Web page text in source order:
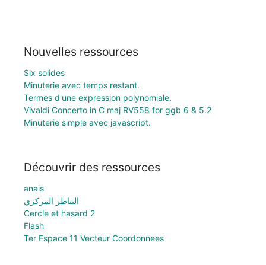
Nouvelles ressources
Six solides
Minuterie avec temps restant.
Termes d'une expression polynomiale.
Vivaldi Concerto in C maj RV558 for ggb 6 & 5.2
Minuterie simple avec javascript.
Découvrir des ressources
anais
التناظر المركزي
Cercle et hasard 2
Flash
Ter Espace 11 Vecteur Coordonnees